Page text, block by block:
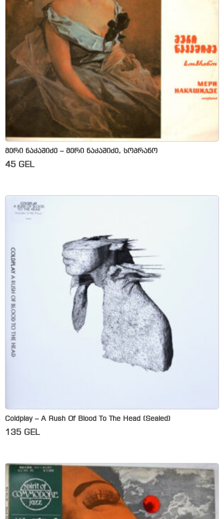
მერი ნაკაშიძე – მერი ნაკაშიძე, სოპრანო
45 GEL
Coldplay – A Rush Of Blood To The Head (Sealed)
135 GEL